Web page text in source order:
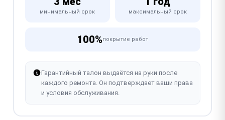
минимальный срок максимальный срок
100%покрытие работ
Гарантийный талон выдаётся на руки после
каждого ремонта. Он подтверждает ваши права
и условия обслуживания.